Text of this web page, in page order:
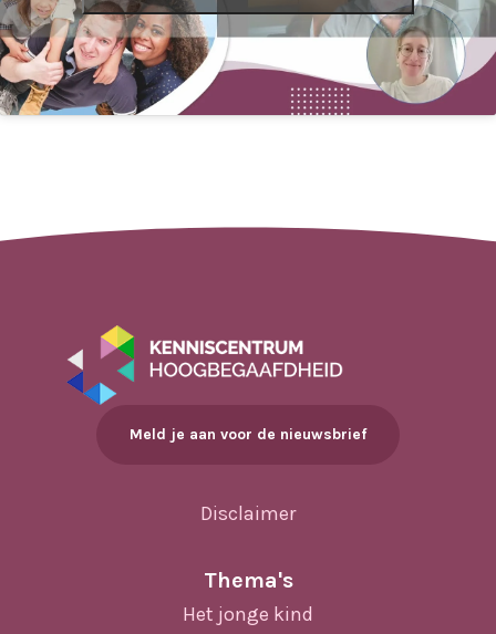
Meld je aan voor de nieuwsbrief
Disclaimer
Thema's
Het jonge kind